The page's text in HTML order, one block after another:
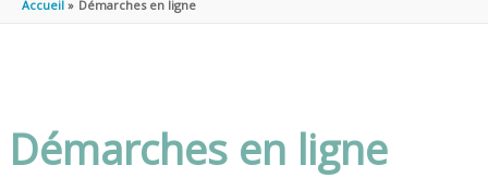
Accueil Démarches en ligne
Démarches en ligne